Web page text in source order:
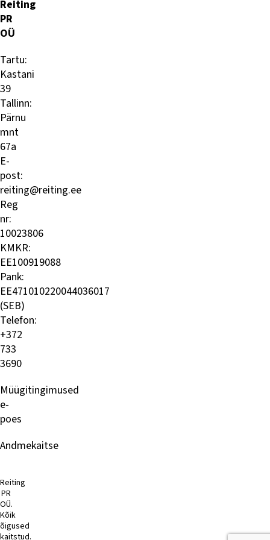
Reiting
PR
OÜ
Tartu:
Kastani
39
Tallinn:
Pärnu
mnt
67a
E-
post:
reiting@reiting.ee
Reg
nr:
10023806
KMKR:
EE100919088
Pank:
EE471010220044036017
(SEB)
Telefon:
+372
733
3690
Müügitingimused
e-
poes
Andmekaitse
Reiting
PR
OÜ.
Kõik
õigused
kaitstud.